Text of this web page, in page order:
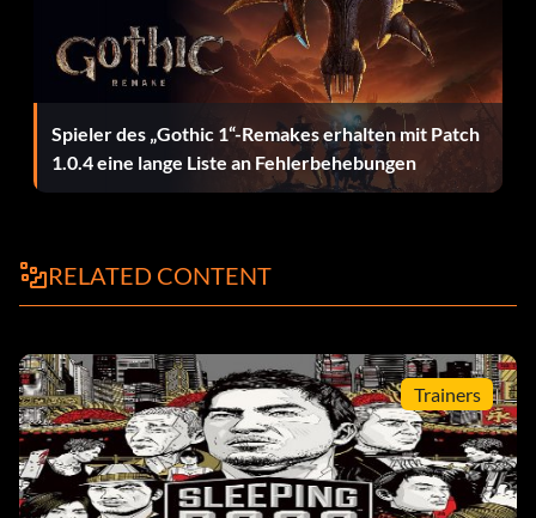
Zuerst alle verhaftet bekommen dann ein Auto aus dem
Parkplatz und fahren, bis Sie einen LKW (oder ein Polizei
van) (stellen Sie sicher, dass Ihr hinter ihm), aber halten
Sie die Fahrt x und hinter dem LKW wird ein Pfeil
erscheinen, sobald es grün wird drücken Sie x und wei
wird auf der Rückseite des LKW zu springen. Sobald Ihr
haben, dass drei Mal werden Sie fallen und dort gehen Sie
töten die Polizei werden sie schießen Sie, aber es geht
Entriegeln Sie die grün-blaue Jacke:
Dieses Kleidungsstück wird freigeschaltet, wenn Sie das
Spiel erfolgreich abgeschlossen haben.
Spieler des „Gothic 1“-Remakes erhalten mit Patch
1.0.4 eine lange Liste an Fehlerbehebungen
RELATED CONTENT
Trainers